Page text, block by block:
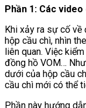
Phần 1: Các
Khi xảy ra sự cố
hộp cầu chì, nhìn
liên quan. Việc
đồng hồ VOM…
dưới của hộp cầu
cầu chì mới có thể
Phần này hướng